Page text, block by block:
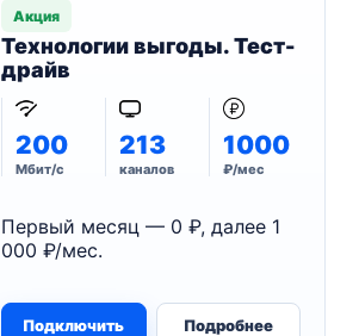
Акция
Технологии выгоды. Тест-
драйв
200
Мбит/с
213
каналов
1000
₽/мес
Первый месяц — 0 ₽, далее 1
000 ₽/мес.
Подключить Подробнее